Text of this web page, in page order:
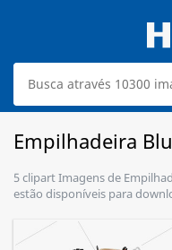
Empilhadeira
5 clipart Imagens de
estão disponíveis para